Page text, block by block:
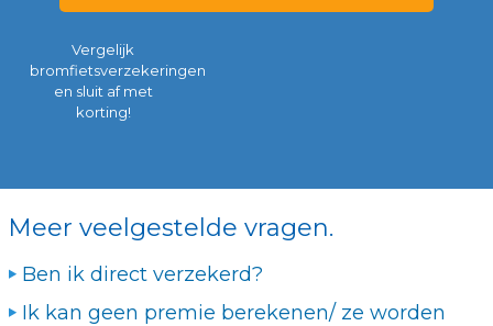
Vergelijk
bromfietsverzekeringen
en sluit af met
korting!
Meer veelgestelde vragen.
Ben ik direct verzekerd?
Ik kan geen premie berekenen/ ze worden